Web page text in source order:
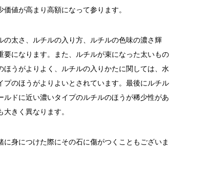
値が高まり高額になって参ります。
太さ、ルチルの入り方、ルチルの色味の濃さ輝
になります。また、ルチルが束になった太いもの
うがよりよく、ルチルの入りかたに関しては、水
のほうがよりよいとされています。最後にルチル
ドに近い濃いタイプのルチルのほうが稀少性があ
きく異なります。
身につけた際にその石に傷がつくこともございま